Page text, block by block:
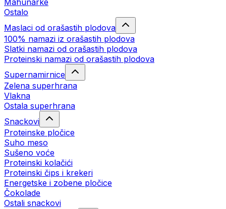
Mahunarke
Ostalo
Maslaci od orašastih plodova
100% namazi iz orašastih plodova
Slatki namazi od orašastih plodova
Proteinski namazi od orašastih plodova
Supernamirnice
Zelena superhrana
Vlakna
Ostala superhrana
Snackovi
Proteinske pločice
Suho meso
Sušeno voće
Proteinski kolačići
Proteinski čips i krekeri
Energetske i zobene pločice
Čokolade
Ostali snackovi